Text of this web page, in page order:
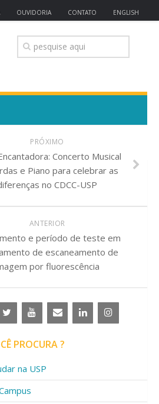
OUVIDORIA CONTATO ENGLISH
PRÓXIMO
Concerto Musical
e Piano para celebrar as
no CDCC-USP
ANTERIOR
e período de teste em
de escaneamento de
por fluorescência
PROCURA ?
na USP